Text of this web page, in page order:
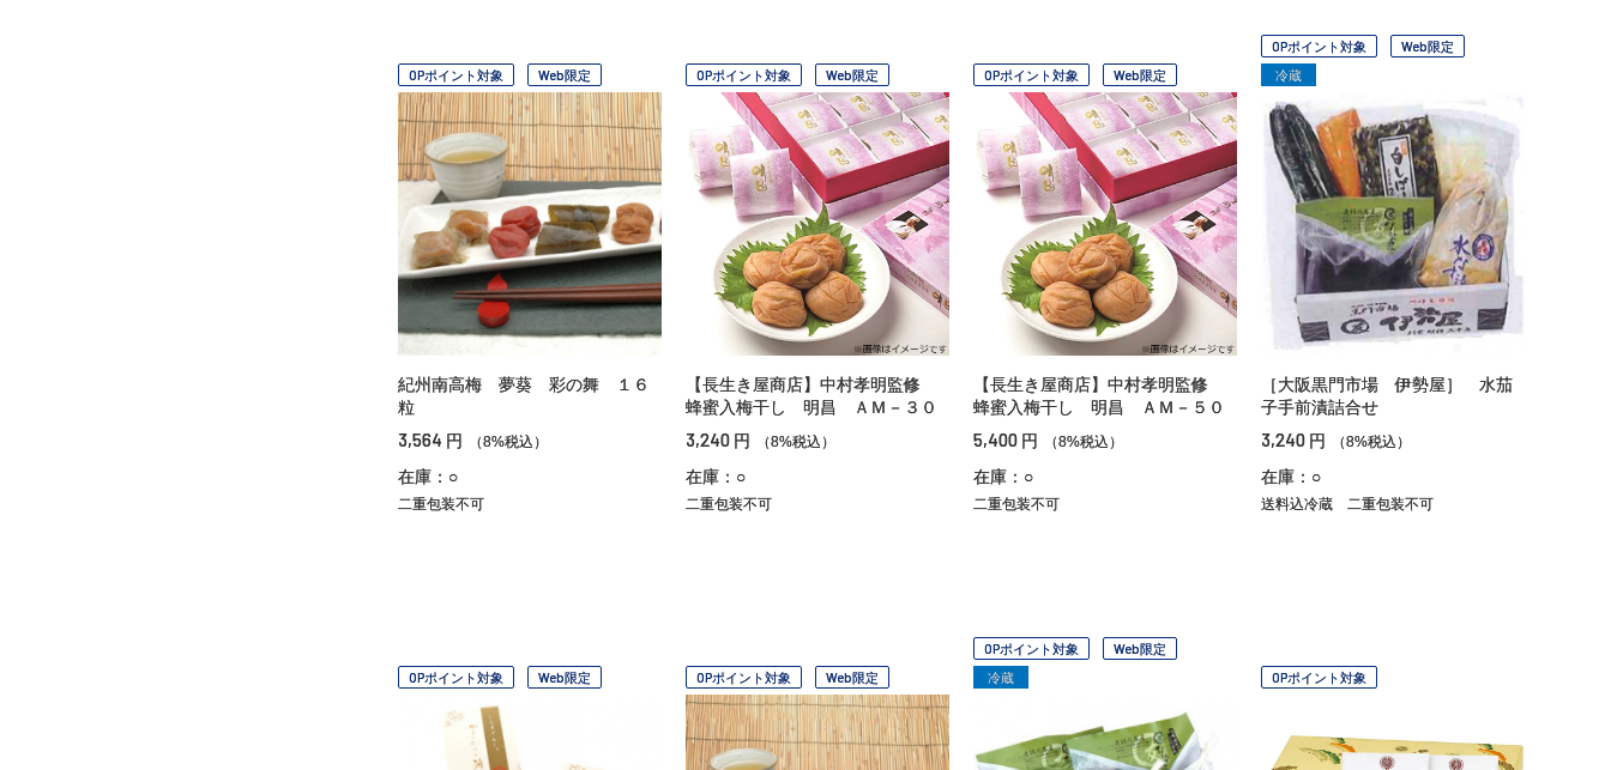
OPポイント対象 Web限定
紀州南高梅 夢葵 彩の舞 １６
粒
3,564 円 （8%税込）
在庫：○
二重包装不可
OPポイント対象 Web限定
【長生き屋商店】中村孝明監修
蜂蜜入梅干し 明昌 ＡＭ－３０
3,240 円 （8%税込）
在庫：○
二重包装不可
OPポイント対象 Web限定
【長生き屋商店】中村孝明監修
蜂蜜入梅干し 明昌 ＡＭ－５０
5,400 円 （8%税込）
在庫：○
二重包装不可
OPポイント対象
Web限定
冷蔵
［大阪黒門市場 伊勢屋］ 水茄
子手前漬詰合せ
3,240 円 （8%税込）
在庫：○
送料込冷蔵 二重包装不可
OPポイント対象 Web限定 OPポイント対象 Web限定
OPポイント対象
Web限定
冷蔵
OPポイント対象